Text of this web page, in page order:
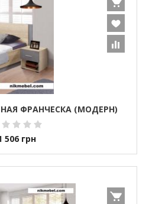
ФРАНЧЕСКА (МОДЕРН)
506 грн